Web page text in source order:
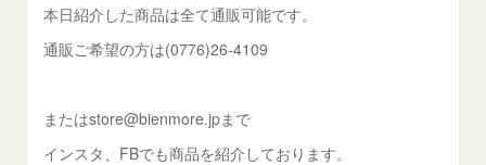
本日紹介した商品は全て通販可能です。
通販ご希望の方は(0776)26-4109
またはstore@bienmore.jpまで
インスタ、FBでも商品を紹介しております。